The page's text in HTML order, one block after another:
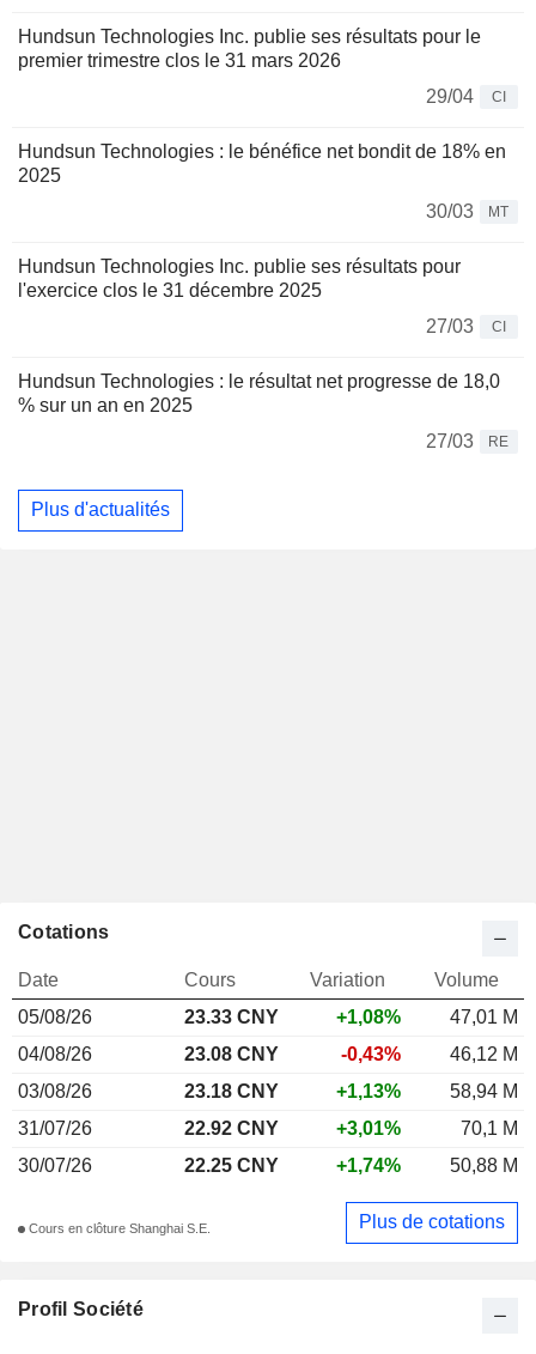
Hundsun Technologies Inc. publie ses résultats pour le
premier trimestre clos le 31 mars 2026
29/04
CI
Hundsun Technologies : le bénéfice net bondit de 18% en
2025
30/03
MT
Hundsun Technologies Inc. publie ses résultats pour
l'exercice clos le 31 décembre 2025
27/03
CI
Hundsun Technologies : le résultat net progresse de 18,0
% sur un an en 2025
27/03
RE
Plus d'actualités
Profil Société
Cotations
Date Cours Variation
Volume
05/08/26
23.33 CNY +1,08%
47,01 M
04/08/26
23.08 CNY -0,43%
46,12 M
03/08/26
23.18 CNY +1,13%
58,94 M
31/07/26
22.92 CNY +3,01%
70,1 M
30/07/26
22.25 CNY +1,74% 50,88 M
Cours en clôture Shanghai S.E. Plus de cotations